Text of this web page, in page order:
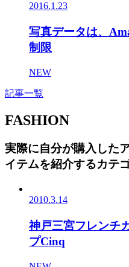
2016.1.23
写真データは、
制限
NEW
記事一覧
FASHION
実際に自分が購入した
イテムを紹介するカテ
2010.3.14
神戸三宮フレンチ
プCinq